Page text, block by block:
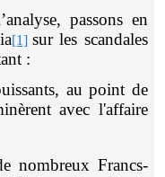
passons en
[1] sur les scandales
:
au point de
avec l'affaire
nombreux Francs-